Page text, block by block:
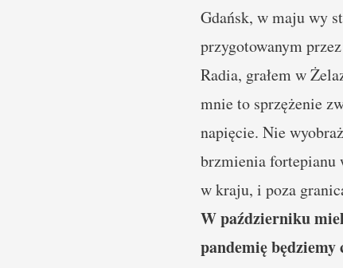
Gdańsk, w maju wy
przygotowanym
Radia, grałem w
mnie to sprzężenie
napięcie. Nie
brzmienia fortepianu
w kraju, i poza
W październiku
pandemię będziemy